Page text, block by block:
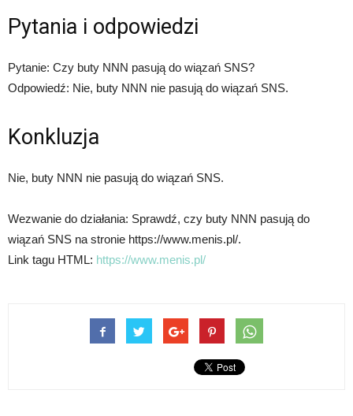
Pytania i odpowiedzi
Pytanie: Czy buty NNN pasują do wiązań SNS?
Odpowiedź: Nie, buty NNN nie pasują do wiązań SNS.
Konkluzja
Nie, buty NNN nie pasują do wiązań SNS.
Wezwanie do działania: Sprawdź, czy buty NNN pasują do
wiązań SNS na stronie https://www.menis.pl/.
Link tagu HTML: https://www.menis.pl/